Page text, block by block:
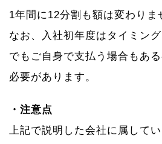
1年間に12分割も額は変わりま
なお、入社初年度はタイミン
でもご自身で支払う場合もあ
必要があります。
・注意点
上記で説明した会社に属して